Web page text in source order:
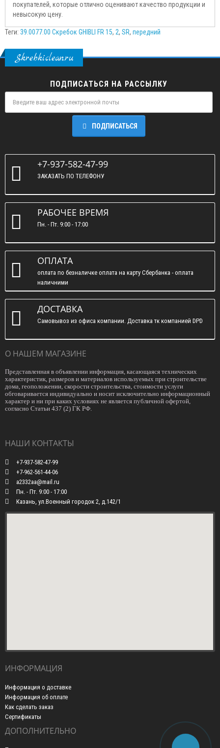
покупателей, которые отлично оценивают качество продукции и
невысокую цену.
Теги: 39.0077.00 Скребок GHIBLI FR 15, 2, SR, передний
Skrebkiclean.ru
ПОДПИСАТЬСЯ НА РАССЫЛКУ
ПОДПИСАТЬСЯ
+7-937-582-47-99
ЗАКАЗАТЬ ПО ТЕЛЕФОНУ
РАБОЧЕЕ ВРЕМЯ
Пн. - Пт. 9:00 - 17:00
ОПЛАТА
оплата по безналичке оплата на карту Сбербанка - оплата
наличними
ДОСТАВКА
Самовывоз из офиса компании. Доставка тк компанией DPD
О НАШЕМ МАГАЗИНЕ
Представленная в объявлении информация, касающаяся технических
характеристик, размеров и материалов используемых при строительстве
дома, геоположении, скорости строительства, стоимости услуги
обговаривается индивидуально и носит исключительно информационный
характер и ни при каких условиях не является публичной офертой,
согласно Статьи 437 (2) ГК РФ.
НАШИ КОНТАКТЫ
+7-937-582-47-99
+7-962-561-44-06
a2332aa@mail.ru
Пн. - Пт. 9:00 - 17:00
Казань, ул.Военный городок 2, д.142/1
ИНФОРМАЦИЯ
Информация о доставке
Информация об оплате
Как сделать заказ
Сертификаты
ДОПОЛНИТЕЛЬНО